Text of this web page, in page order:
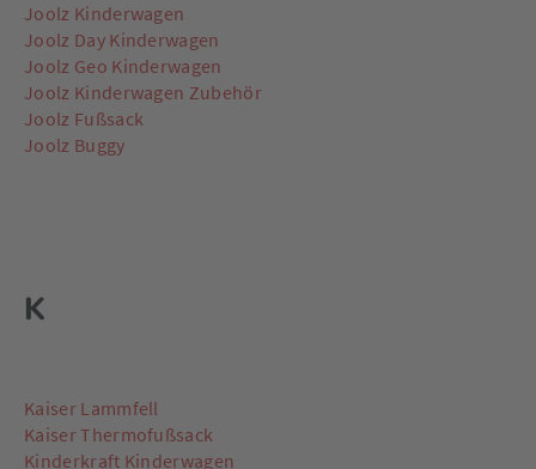
Joolz Kinderwagen
Joolz Day Kinderwagen
Joolz Geo Kinderwagen
Joolz Kinderwagen Zubehör
Joolz Fußsack
Joolz Buggy
K
Kaiser Lammfell
Kaiser Thermofußsack
Kinderkraft Kinderwagen